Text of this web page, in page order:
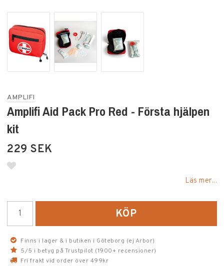
AMPLIFI
Amplifi Aid Pack Pro Red - Första hjälpen
kit
229 SEK
Läs mer...
KÖP
Finns i lager & i butiken i Göteborg (ej Arbor)
5/5 i betyg på Trustpilot (1900+ recensioner)
Fri frakt vid order över 499kr